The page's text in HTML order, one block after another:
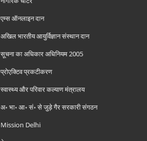
एम्स ऑनलाइन दान
अखिल भारतीय आयुर्विज्ञान संस्थान दान
सूचना का अधिकार अधिनियम 2005
प्रोएक्टिव प्रकटीकरण
स्वास्थ्य और परिवार कल्याण मंत्रालय
अ॰ भा॰ आ॰ सं॰ से जुड़े गैर सरकारी संगठन
Mission Delhi